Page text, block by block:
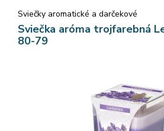
Sviečky aromatické a darčekové
Sviečka aróma trojfarebná
80-79